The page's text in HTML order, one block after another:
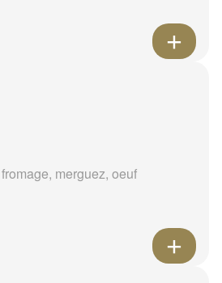
merguez, oeuf